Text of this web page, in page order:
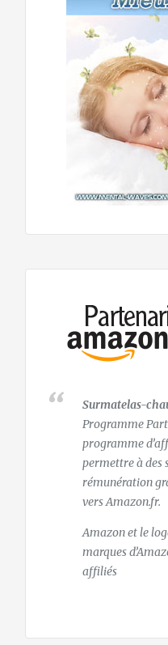
Surmatelas-
Programme
programme
permettre à des
rémunération
vers Amazon.fr.
Amazon et le
marques
affiliés